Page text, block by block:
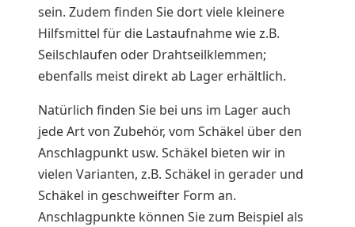
sein. Zudem finden Sie dort viele kleinere
Hilfsmittel für die Lastaufnahme wie z.B.
Seilschlaufen oder Drahtseilklemmen;
ebenfalls meist direkt ab Lager erhältlich.
Natürlich finden Sie bei uns im Lager auch
jede Art von Zubehör, vom Schäkel über den
Anschlagpunkt usw. Schäkel bieten wir in
vielen Varianten, z.B. Schäkel in gerader und
Schäkel in geschweifter Form an.
Anschlagpunkte können Sie zum Beispiel als